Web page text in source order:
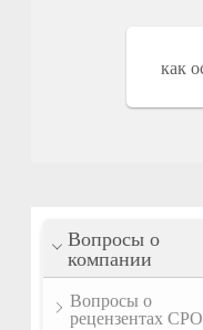
Вопросы о
компании
Вопросы о
рецензентах СРО